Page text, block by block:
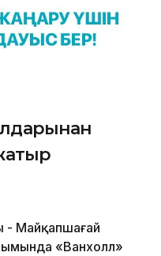
- Майқапшағай
«Ванхолл»